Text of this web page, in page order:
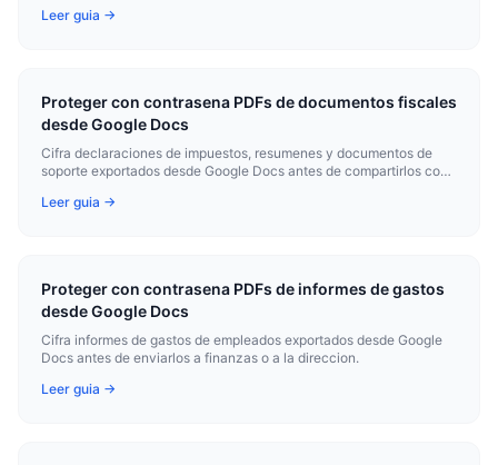
Leer guia →
Proteger con contrasena PDFs de documentos fiscales
desde Google Docs
Cifra declaraciones de impuestos, resumenes y documentos de
soporte exportados desde Google Docs antes de compartirlos con
Leer guia →
Proteger con contrasena PDFs de informes de gastos
desde Google Docs
Cifra informes de gastos de empleados exportados desde Google
Docs antes de enviarlos a finanzas o a la direccion.
Leer guia →